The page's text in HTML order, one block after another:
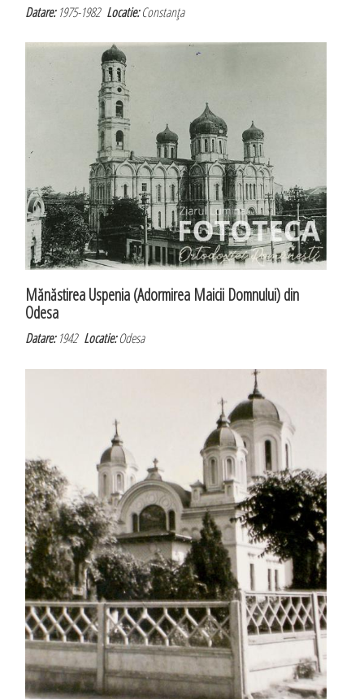
Datare:1975-1982Locatie:Constanţa
Mănăstirea Uspenia (Adormirea Maicii Domnului) din
Odesa
Datare:1942Locatie:Odesa